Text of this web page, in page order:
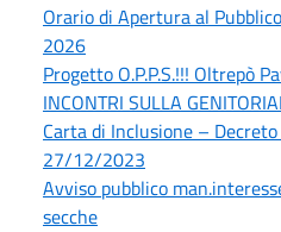
Orario di Apertura al
2026
Progetto O.P.P.S.!!! Oltrepò
INCONTRI SULLA
Carta di Inclusione –
27/12/2023
Avviso pubblico
secche